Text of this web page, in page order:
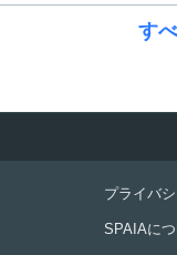
す
プライバ
SPAIAに